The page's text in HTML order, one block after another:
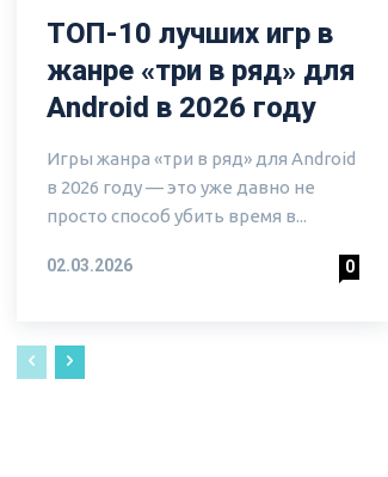
ТОП-10 лучших игр в
жанре «три в ряд» для
Android в 2026 году
Игры жанра «три в ряд» для Android
в 2026 году — это уже давно не
просто способ убить время в...
02.03.2026 0